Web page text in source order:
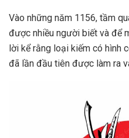
Vào những năm 1156, tầm
được nhiều người biết và để
lời kể rằng loại kiếm có hình
đã lần đầu tiên được làm ra